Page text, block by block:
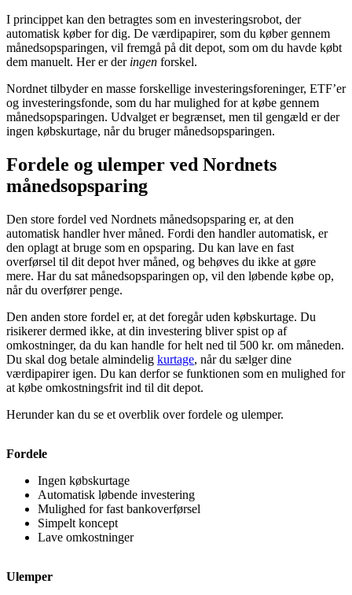
I princippet kan den betragtes som en investeringsrobot, der
automatisk køber for dig. De værdipapirer, som du køber gennem
månedsopsparingen, vil fremgå på dit depot, som om du havde købt
dem manuelt. Her er der ingen forskel.
Nordnet tilbyder en masse forskellige investeringsforeninger, ETF’er
og investeringsfonde, som du har mulighed for at købe gennem
månedsopsparingen. Udvalget er begrænset, men til gengæld er der
ingen købskurtage, når du bruger månedsopsparingen.
Fordele og ulemper ved Nordnets
månedsopsparing
Den store fordel ved Nordnets månedsopsparing er, at den
automatisk handler hver måned. Fordi den handler automatisk, er
den oplagt at bruge som en opsparing. Du kan lave en fast
overførsel til dit depot hver måned, og behøves du ikke at gøre
mere. Har du sat månedsopsparingen op, vil den løbende købe op,
når du overfører penge.
Den anden store fordel er, at det foregår uden købskurtage. Du
risikerer dermed ikke, at din investering bliver spist op af
omkostninger, da du kan handle for helt ned til 500 kr. om måneden.
Du skal dog betale almindelig kurtage, når du sælger dine
værdipapirer igen. Du kan derfor se funktionen som en mulighed for
at købe omkostningsfrit ind til dit depot.
Herunder kan du se et overblik over fordele og ulemper.
Fordele
Ingen købskurtage
Automatisk løbende investering
Mulighed for fast bankoverførsel
Simpelt koncept
Lave omkostninger
Ulemper